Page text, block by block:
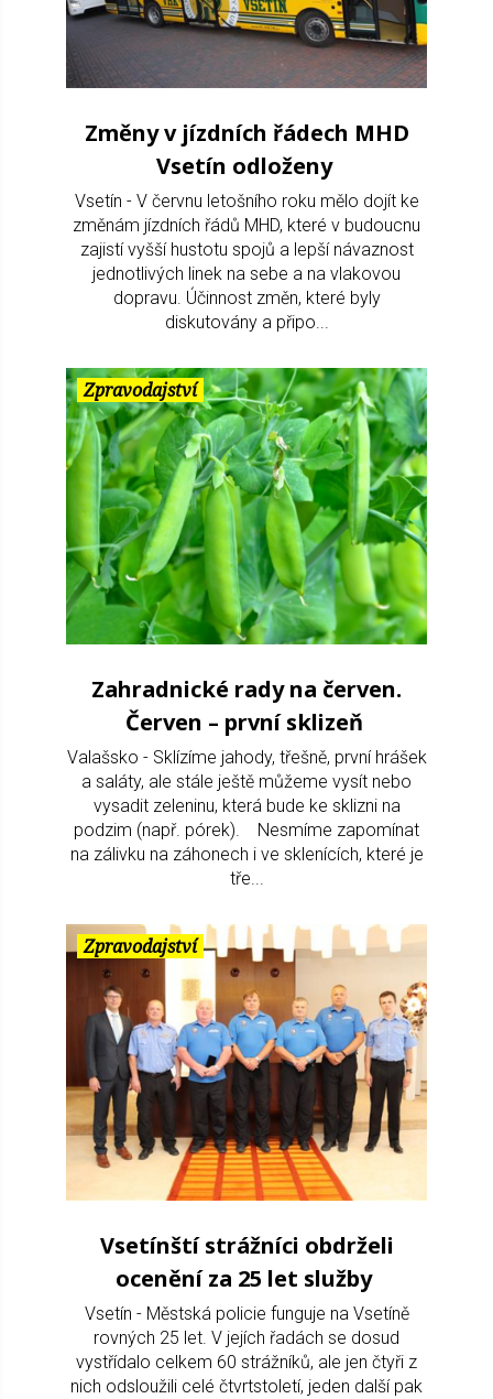
Změny v jízdních řádech MHD
Vsetín odloženy
Vsetín - V červnu letošního roku mělo dojít ke
změnám jízdních řádů MHD, které v budoucnu
zajistí vyšší hustotu spojů a lepší návaznost
jednotlivých linek na sebe a na vlakovou
dopravu. Účinnost změn, které byly
diskutovány a připo...
Zpravodajství
Zahradnické rady na červen.
Červen – první sklizeň
Valašsko - Sklízíme jahody, třešně, první hrášek
a saláty, ale stále ještě můžeme vysít nebo
vysadit zeleninu, která bude ke sklizni na
podzim (např. pórek). Nesmíme zapomínat
na zálivku na záhonech i ve sklenících, které je
tře...
Zpravodajství
Vsetínští strážníci obdrželi
ocenění za 25 let služby
Vsetín - Městská policie funguje na Vsetíně
rovných 25 let. V jejích řadách se dosud
vystřídalo celkem 60 strážníků, ale jen čtyři z
nich odsloužili celé čtvrtstoletí, jeden další pak